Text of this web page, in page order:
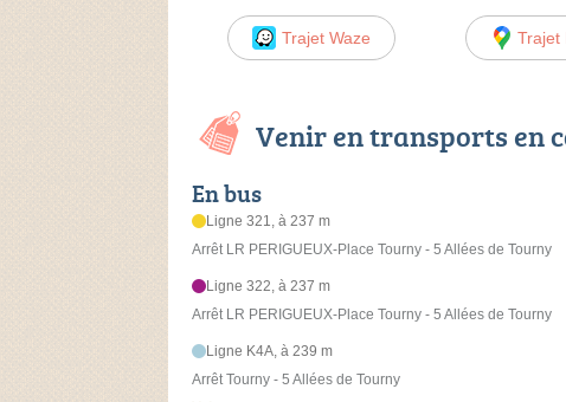
Trajet Waze Trajet
Venir en transports en
En bus
Ligne 321, à 237 m
Arrêt LR PERIGUEUX-Place Tourny - 5 Allées de Tourny
Ligne 322, à 237 m
Arrêt LR PERIGUEUX-Place Tourny - 5 Allées de Tourny
Ligne K4A, à 239 m
Arrêt Tourny - 5 Allées de Tourny